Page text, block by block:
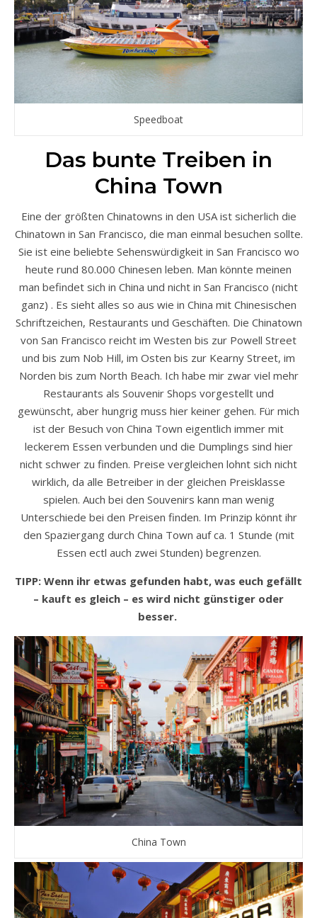
Speedboat
Das bunte Treiben in
China Town
Eine der größten Chinatowns in den USA ist sicherlich die
Chinatown in San Francisco, die man einmal besuchen sollte.
Sie ist eine beliebte Sehenswürdigkeit in San Francisco wo
heute rund 80.000 Chinesen leben. Man könnte meinen
man befindet sich in China und nicht in San Francisco (nicht
ganz) . Es sieht alles so aus wie in China mit Chinesischen
Schriftzeichen, Restaurants und Geschäften. Die Chinatown
von San Francisco reicht im Westen bis zur Powell Street
und bis zum Nob Hill, im Osten bis zur Kearny Street, im
Norden bis zum North Beach. Ich habe mir zwar viel mehr
Restaurants als Souvenir Shops vorgestellt und
gewünscht, aber hungrig muss hier keiner gehen. Für mich
ist der Besuch von China Town eigentlich immer mit
leckerem Essen verbunden und die Dumplings sind hier
nicht schwer zu finden. Preise vergleichen lohnt sich nicht
wirklich, da alle Betreiber in der gleichen Preisklasse
spielen. Auch bei den Souvenirs kann man wenig
Unterschiede bei den Preisen finden. Im Prinzip könnt ihr
den Spaziergang durch China Town auf ca. 1 Stunde (mit
Essen ectl auch zwei Stunden) begrenzen.
TIPP: Wenn ihr etwas gefunden habt, was euch gefällt
– kauft es gleich – es wird nicht günstiger oder
besser.
China Town